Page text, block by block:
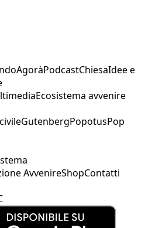
AgoràPodcastChiesaIdee e
Ecosistema avvenire
GutenbergPopotusPop
AvvenireShopContatti